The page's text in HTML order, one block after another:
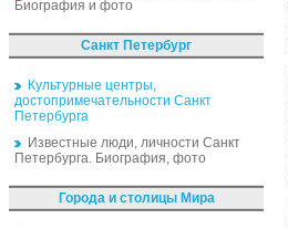
Биография и фото
Санкт Петербург
Культурные центры,
достопримечательности Санкт
Петербурга
Известные люди, личности Санкт
Петербурга. Биография, фото
Города и столицы Мира